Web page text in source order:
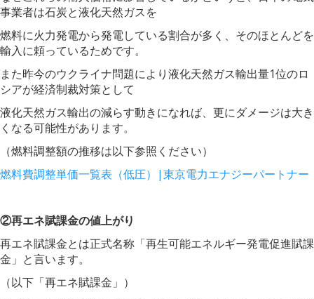
事業者は石炭と液化天然ガスを
燃料に火力発電から発電している割合が多く、そのほとんどを
輸入に頼っているためです。
また昨今のウクライナ問題により液化天然ガス輸出量1位のロ
シアが経済制裁対策として
液化天然ガス輸出の減らす動きになれば、更にダメージは大き
くなる可能性があります。
（燃料調整額の推移は以下参照ください）
燃料費調整単価一覧表（低圧）|東京電力エナジーパートナー
②再エネ賦課金の値上がり
再エネ賦課金とは正式名称「再生可能エネルギー発電促進賦課
金」と言います。
（以下「再エネ賦課金」）